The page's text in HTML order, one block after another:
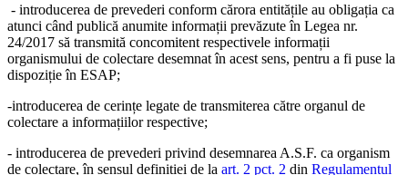
- introducerea de prevederi conform cărora entitățile au obligația ca
atunci când publică anumite informații prevăzute în Legea nr.
24/2017 să transmită concomitent respectivele informații
organismului de colectare desemnat în acest sens, pentru a fi puse la
dispoziție în ESAP;
-introducerea de cerințe legate de transmiterea către organul de
colectare a informațiilor respective;
- introducerea de prevederi privind desemnarea A.S.F. ca organism
de colectare, în sensul definiției de la art. 2 pct. 2 din Regulamentul